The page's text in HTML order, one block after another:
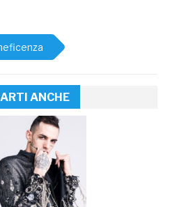
ANCHE